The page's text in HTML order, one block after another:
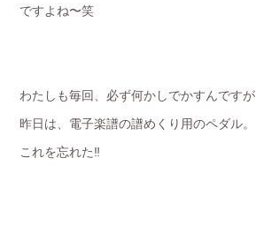
ですよね〜笑
わたしも毎回、必ず何かしでかすんですが
昨日は、電子楽譜の譜めくり用のペダル。
これを忘れた‼️